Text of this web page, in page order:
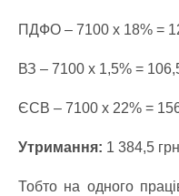
ПДФО – 7100 х 18% =
ВЗ – 7100 х 1,5% =
ЄСВ – 7100 х 22% =
Утримання: 1 384,5 грн
Тобто на одного